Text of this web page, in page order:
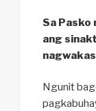
Sa Pasko
ang
Ngunit